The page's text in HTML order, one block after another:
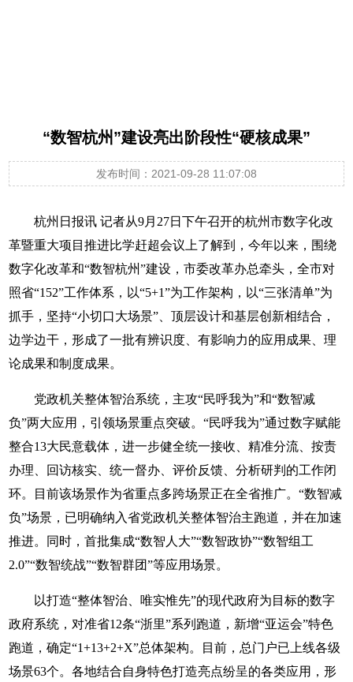
“数智杭州”建设亮出阶段性“硬核成果”
发布时间：2021-09-28 11:07:08
杭州日报讯记者从9月27日下午召开的杭州市数字化改
革暨重大项目推进比学赶超会议上了解到，今年以来，围绕
数字化改革和“数智杭州”建设，市委改革办总牵头，全市对
照省“152”工作体系，以“5+1”为工作架构，以“三张清单”为
抓手，坚持“小切口大场景”、顶层设计和基层创新相结合，
边学边干，形成了一批有辨识度、有影响力的应用成果、理
论成果和制度成果。
党政机关整体智治系统，主攻“民呼我为”和“数智减
负”两大应用，引领场景重点突破。“民呼我为”通过数字赋能
整合13大民意载体，进一步健全统一接收、精准分流、按责
办理、回访核实、统一督办、评价反馈、分析研判的工作闭
环。目前该场景作为省重点多跨场景正在全省推广。“数智减
负”场景，已明确纳入省党政机关整体智治主跑道，并在加速
推进。同时，首批集成“数智人大”“数智政协”“数智组工
2.0”“数智统战”“数智群团”等应用场景。
以打造“整体智治、唯实惟先”的现代政府为目标的数字
政府系统，对准省12条“浙里”系列跑道，新增“亚运会”特色
跑道，确定“1+13+2+X”总体架构。目前，总门户已上线各级
场景63个。各地结合自身特色打造亮点纷呈的各类应用，形